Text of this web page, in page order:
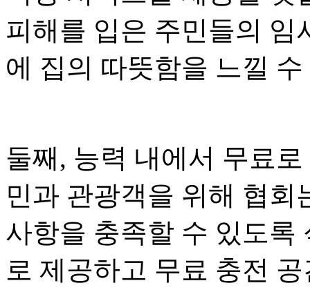
피해를 입은 주민들의 임
에 집의 따뜻함을 느낄
둘째, 능력 내에서 무료
민과 관광객을 위해 협
사항을 충족할 수 있도록
로 제공하고 무료 충전